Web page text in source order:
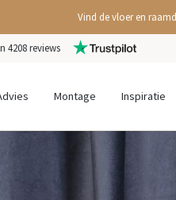
Vind de vloer en
4208 reviews
Montage Inspiratie